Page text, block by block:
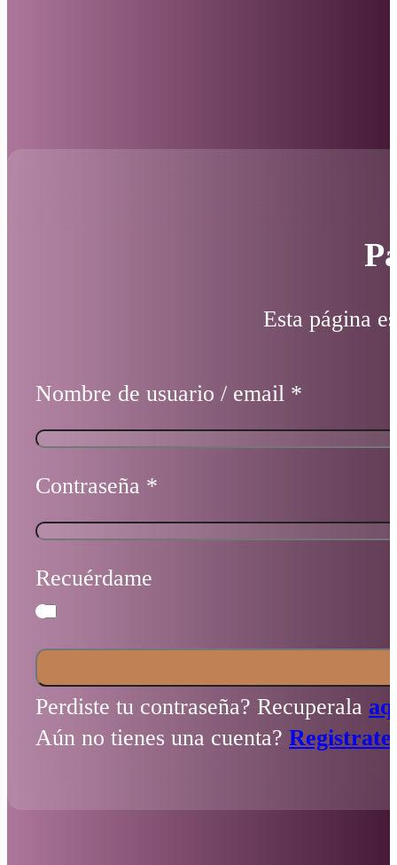
Esta página
Nombre de usuario / email *
Contraseña *
Recuérdame
Perdiste tu contraseña? Recuperala
Aún no tienes una cuenta?